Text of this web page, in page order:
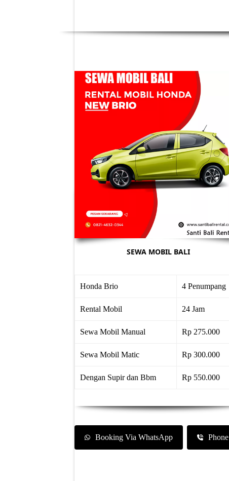
SEWA MOBIL BALI
Honda Brio 4 Penumpang
Rental Mobil 24 Jam
Sewa Mobil Manual Rp 275.000
Sewa Mobil Matic Rp 300.000
Dengan Supir dan Bbm Rp 550.000
Booking Via WhatsApp Phone